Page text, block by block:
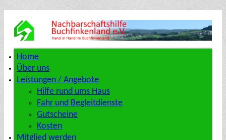
Home
Über uns
Leistungen / Angebote
Hilfe rund ums Haus
Fahr und Begleitdienste
Gutscheine
Kosten
Mitglied werden